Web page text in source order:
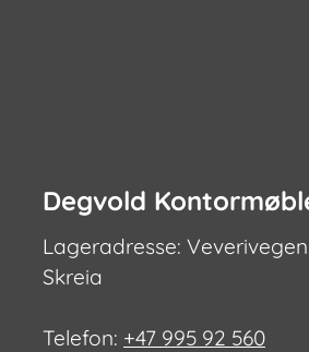
Degvold
Lageradresse: Veverivegen
Skreia
Telefon: +47 995 92 560